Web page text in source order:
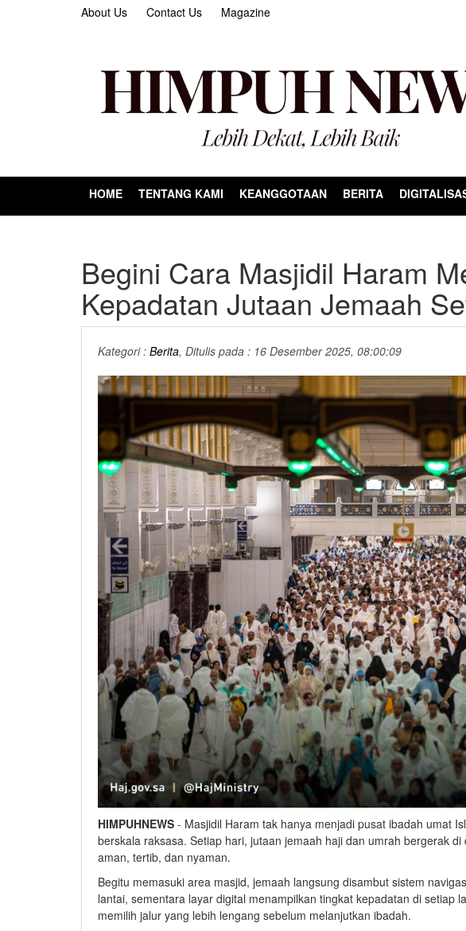
About Us Contact Us Magazine
HOME TENTANG KAMI KEANGGOTAAN BERITA
Begini Cara Masjidil Haram
Kepadatan Jutaan Jemaah
Kategori : Berita, Ditulis pada : 16 Desember 2025, 08:00:09
HIMPUHNEWS - Masjidil Haram tak hanya menjadi pusat ibadah umat
berskala raksasa. Setiap hari, jutaan jemaah haji dan umrah bergerak
aman, tertib, dan nyaman.
Begitu memasuki area masjid, jemaah langsung disambut sistem
lantai, sementara layar digital menampilkan tingkat kepadatan di setiap
memilih jalur yang lebih lengang sebelum melanjutkan ibadah.